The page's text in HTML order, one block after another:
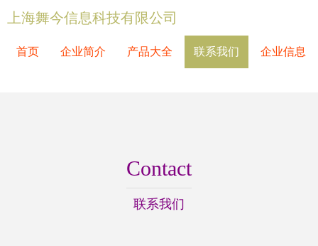
上海舞今信息科技有限公司
首页 企业简介 产品大全 联系我们 企业信息
Contact
联系我们